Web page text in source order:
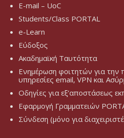
E-mail – UoC
Students/Class PORTAL
e-Learn
Εύδοξος
Ακαδημαϊκή Ταυτότητα
Ενημέρωση φοιτητών για την
υπηρεσίες email, VPN και
Οδηγίες για εξ’αποστάσεως
Εφαρμογή Γραμματειών
Σύνδεση (μόνο για